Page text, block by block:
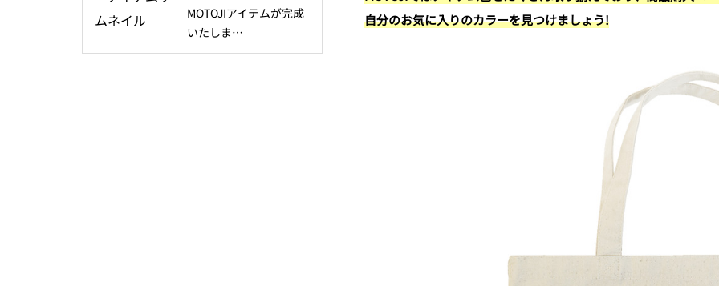
MOTOJIアイテムが完成
いたしま…
自分のお気に入りのカラーを見つけましょう!